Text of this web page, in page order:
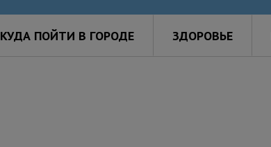
КУДА ПОЙТИ В ГОРОДЕ ЗДОРОВЬЕ